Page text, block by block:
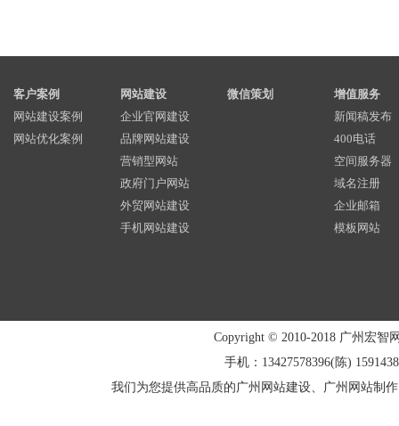
客户案例
网站建设案例
网站优化案例
网站建设
企业官网建设
品牌网站建设
营销型网站
政府门户网站
外贸网站建设
手机网站建设
微信策划
增值服务
新闻稿发布
400电话
空间服务器
域名注册
企业邮箱
模板网站
Copyright © 2010-2018 广州宏智
手机：13427578396(陈)
我们为您提供高品质的广州网站建设、广州网站制